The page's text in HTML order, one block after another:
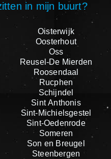
in mijn buurt?
Oisterwijk
Oosterhout
Oss
Reusel-De Mierden
Roosendaal
Rucphen
Schijndel
Sint Anthonis
Sint-Michielsgestel
Sint-Oedenrode
Someren
Son en Breugel
Steenbergen